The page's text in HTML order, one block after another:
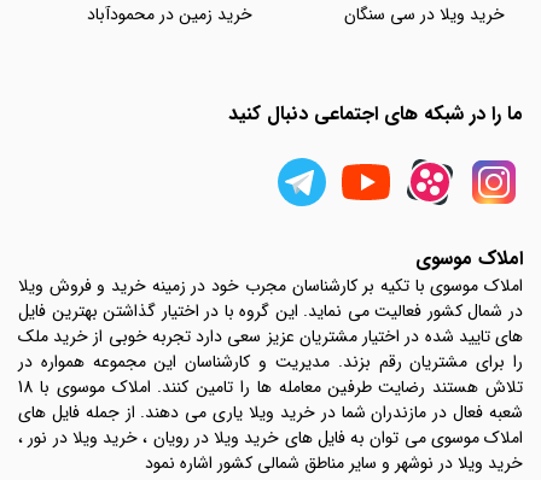
خرید ویلا در سی سنگان
خرید زمین در محمودآباد
ما را در شبکه های اجتماعی دنبال کنید
املاک موسوی
املاک موسوی با تکیه بر کارشناسان مجرب خود در زمینه خرید و فروش ویلا
در شمال کشور فعالیت می نماید. این گروه با در اختیار گذاشتن بهترین فایل
های تایید شده در اختیار مشتریان عزیز سعی دارد تجربه خوبی از خرید ملک
را برای مشتریان رقم بزند. مدیریت و کارشناسان این مجموعه همواره در
تلاش هستند رضایت طرفین معامله ها را تامین کنند. املاک موسوی با 18
شعبه فعال در مازندران شما در خرید ویلا یاری می دهند. از جمله فایل های
املاک موسوی می توان به فایل های خرید ویلا در رویان ، خرید ویلا در نور ،
خرید ویلا در نوشهر و سایر مناطق شمالی کشور اشاره نمود